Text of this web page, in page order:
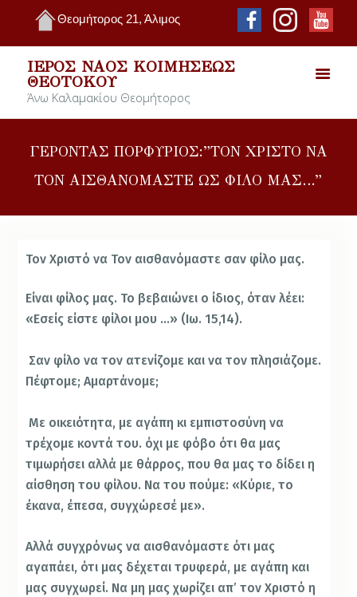
Θεομήτορος 21, Άλιμος
ΙΕΡΌΣ ΝΑΌΣ ΚΟΙΜΉΣΕΩΣ
ΘΕΟΤΌΚΟΥ
Άνω Καλαμακίου Θεομήτορος
ΓΕΡΟΝΤΑΣ ΠΟΡΦΥΡΙΟΣ:”ΤΟΝ ΧΡΙΣΤΟ ΝΑ
ΤΟΝ ΑΙΣΘΑΝΟΜΑΣΤΕ ΩΣ ΦΙΛΟ ΜΑΣ…”
Τον Χριστό να Τον αισθανόμαστε σαν φίλο μας.
Είναι φίλος μας. Το βεβαιώνει ο ίδιος, όταν λέει:
«Εσείς είστε φίλοι μου …» (Ιω. 15,14).
Σαν φίλο να τον ατενίζομε και να τον πλησιάζομε.
Πέφτομε; Αμαρτάνομε;
Με οικειότητα, με αγάπη κι εμπιστοσύνη να
τρέχομε κοντά του. όχι με φόβο ότι θα μας
τιμωρήσει αλλά με θάρρος, που θα μας το δίδει η
αίσθηση του φίλου. Να του πούμε: «Κύριε, το
έκανα, έπεσα, συγχώρεσέ με».
Αλλά συγχρόνως να αισθανόμαστε ότι μας
αγαπάει, ότι μας δέχεται τρυφερά, με αγάπη και
μας συγχωρεί. Να μη μας χωρίζει απ’ τον Χριστό η